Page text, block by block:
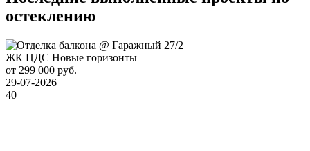
остеклению
ЖК ЦДС Новые горизонты
от 299 000 руб.
29-07-2026
40